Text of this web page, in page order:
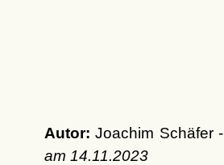
Autor: Joachim Schäfer -
am 14.11.2023